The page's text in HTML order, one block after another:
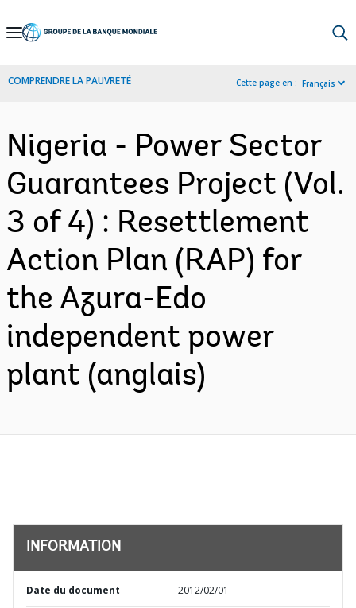
Skip
Navigation
COMPRENDRE LA PAUVRETÉ Cette page en : Français
Nigeria - Power Sector
Guarantees Project (Vol.
3 of 4) : Resettlement
Action Plan (RAP) for
the Azura-Edo
independent power
plant (anglais)
INFORMATION
Date du document 2012/02/01